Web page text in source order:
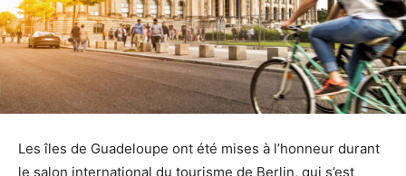
Les îles de Guadeloupe ont été mises à l’honneur durant
le salon international du tourisme de Berlin, qui s’est